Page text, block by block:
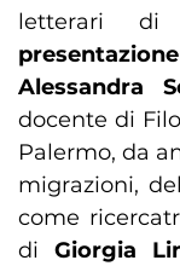
letterari
Alessandra
docente di
Palermo, da
migrazioni,
come
di Giorgia